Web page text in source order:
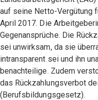
auf seine Netto-Vergütung
April 2017. Die
Gegenansprüche. Die
sei unwirksam, da sie
intransparent sei und ihn
benachteilige. Zudem
das Rückzahlungsverbot
(Berufsbildungsgesetz).